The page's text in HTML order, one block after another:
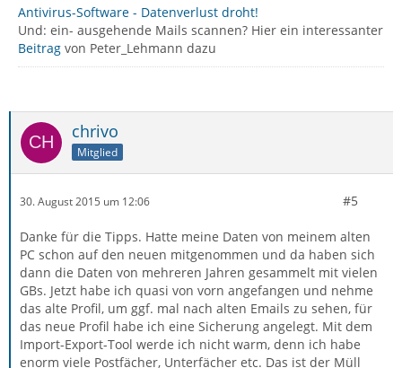
Antivirus-Software - Datenverlust droht!
Und: ein- ausgehende Mails scannen? Hier ein interessanter
Beitrag von Peter_Lehmann dazu
chrivo
Mitglied
30. August 2015 um 12:06 #5
Danke für die Tipps. Hatte meine Daten von meinem alten
PC schon auf den neuen mitgenommen und da haben sich
dann die Daten von mehreren Jahren gesammelt mit vielen
GBs. Jetzt habe ich quasi von vorn angefangen und nehme
das alte Profil, um ggf. mal nach alten Emails zu sehen, für
das neue Profil habe ich eine Sicherung angelegt. Mit dem
Import-Export-Tool werde ich nicht warm, denn ich habe
enorm viele Postfächer, Unterfächer etc. Das ist der Müll